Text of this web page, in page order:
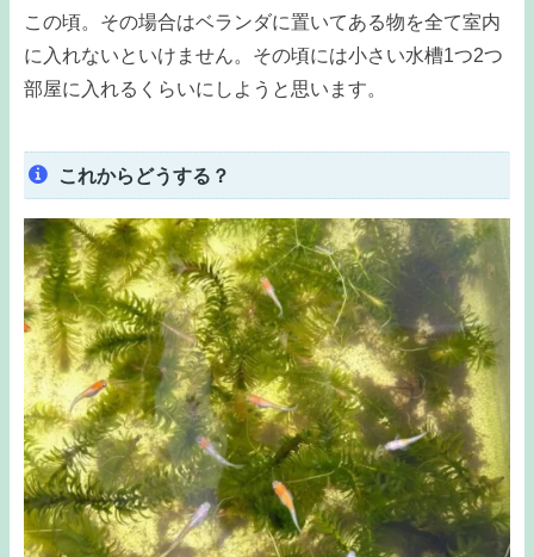
この頃。その場合はベランダに置いてある物を全て室内
に入れないといけません。その頃には小さい水槽1つ2つ
部屋に入れるくらいにしようと思います。
これからどうする？